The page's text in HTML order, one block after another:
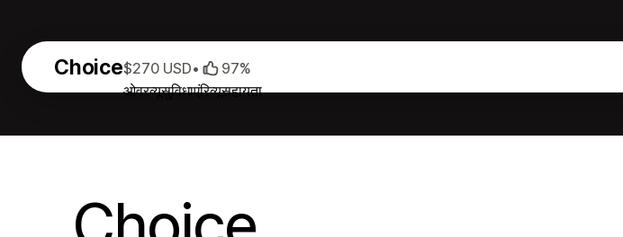
Choice
ओवरव्यूसुविधाएंरिव्यूसहायता
$270 USD• 97%